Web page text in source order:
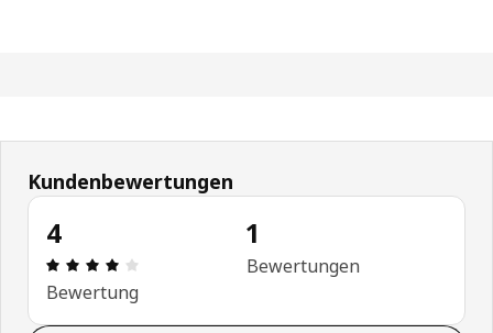
Kundenbewertungen
4
Produktbewertung: 4 von 5 Sterne Alle
Bewertung
1
Bewertungen